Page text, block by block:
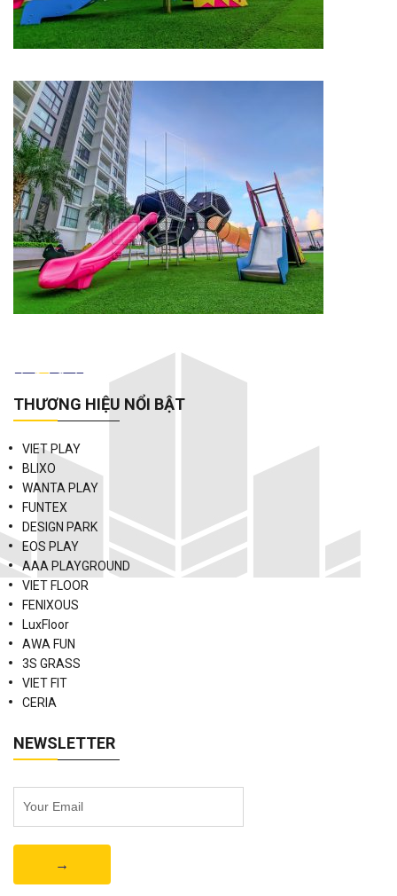
THƯƠNG HIỆU NỔI BẬT
VIET PLAY
BLIXO
WANTA PLAY
FUNTEX
DESIGN PARK
EOS PLAY
AAA PLAYGROUND
VIET FLOOR
FENIXOUS
LuxFloor
AWA FUN
3S GRASS
VIET FIT
CERIA
NEWSLETTER